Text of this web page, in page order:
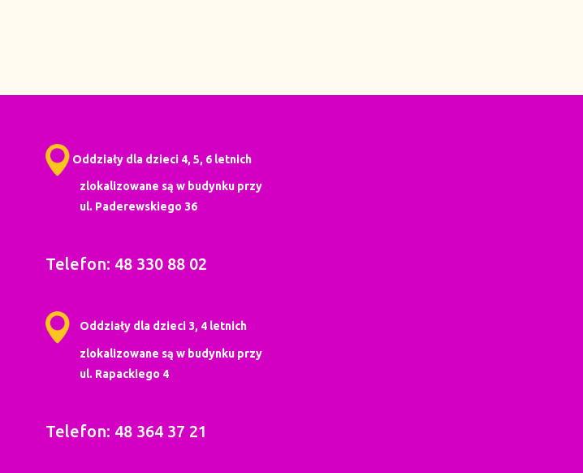
Oddziały dla dzieci 4, 5, 6 letnich
zlokalizowane są w budynku przy
ul. Paderewskiego 36
Telefon: 48 330 88 02
Oddziały dla dzieci 3, 4 letnich
zlokalizowane są w budynku przy
ul. Rapackiego 4
Telefon: 48 364 37 21